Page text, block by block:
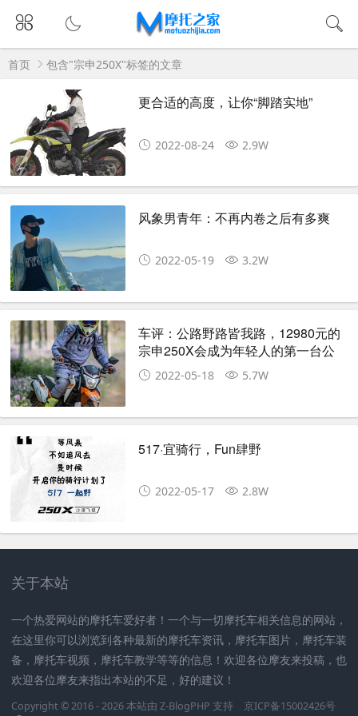
首页 包含"宗申250X"标签的文章
更合适的高度，让你“脚踏实地”
2022-08-24 2.9W
风象男青年：不再内卷之后有多爽
2022-05-19 3.2W
车评：公路野路皆我路，12980元的
宗申250X会成为年轻人的第一台公
路越野两用车吗？
2022-05-18 5.7W
517·宜骑行，Fun肆野
2022-05-17 2.8W
关于本站
一个热爱网站的摩托车爱好者！一个与一切摩托车相关信息的网站，
在这里你可以浏览到各种最新的摩托车资讯，摩托车图片，摩托车装
备，摩托车视频，摩托车教学等等的信息！欢迎各位摩友来投稿，也
欢迎各位摩友来指出本站的不足，好的建议！
Copyright © 2016 - 2026 本站由 Z-BlogPHP 支持 京ICP备15002426号